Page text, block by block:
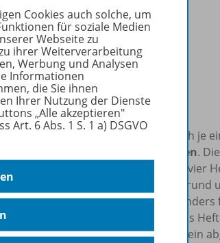
aufgebaute Hefte an, die sich je
Lesen.
eingesetzt werden. Die vier
der SuS steht im Vordergrund
eignet sich die Reihe ganz
Lernen. Innerhalb eines
verändert werden, da jede Einheit ein
Cookies auch solche, um
für soziale Medien
Webseite zu
ihrer Weiterverarbeitung
Werbung und Analysen
Informationen
die Sie ihnen
Ihrer Nutzung der Dienste
„Alle akzeptieren"
Art. 6 Abs. 1 S. 1 a) DSGVO